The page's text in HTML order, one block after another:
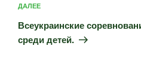
Следующая
запись
ДАЛЕЕ
Всеукраинские
среди детей.